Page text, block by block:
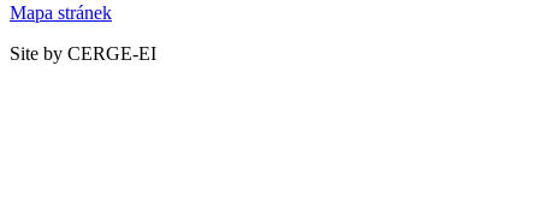
Mapa stránek
Site by CERGE-EI